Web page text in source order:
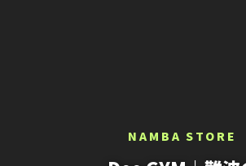
NAMBA STORE